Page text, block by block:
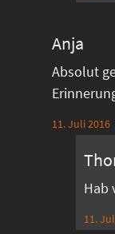
Anja
Absolut
11. Juli 2016
Hab
11.